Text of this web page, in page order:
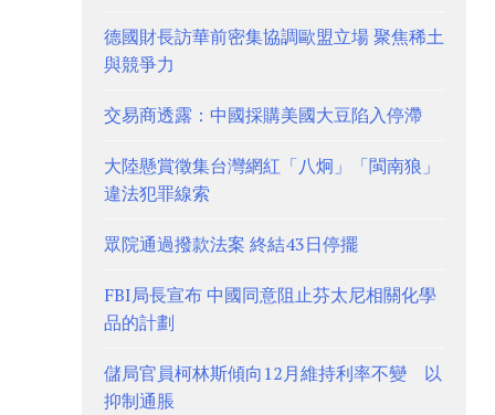
德國財長訪華前密集協調歐盟立場 聚焦稀土
與競爭力
交易商透露：中國採購美國大豆陷入停滯
大陸懸賞徵集台灣網紅「八炯」「閩南狼」
違法犯罪線索
眾院通過撥款法案 終結43日停擺
FBI局長宣布 中國同意阻止芬太尼相關化學
品的計劃
儲局官員柯林斯傾向12月維持利率不變 以
抑制通脹